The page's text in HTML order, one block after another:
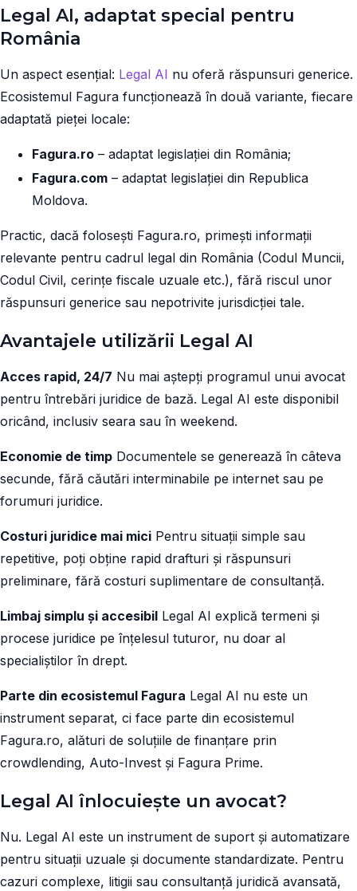
Legal AI, adaptat special pentru
România
Un aspect esențial: Legal AI nu oferă răspunsuri generice.
Ecosistemul Fagura funcționează în două variante, fiecare
adaptată pieței locale:
Fagura.ro – adaptat legislației din România;
Fagura.com – adaptat legislației din Republica
Moldova.
Practic, dacă folosești Fagura.ro, primești informații
relevante pentru cadrul legal din România (Codul Muncii,
Codul Civil, cerințe fiscale uzuale etc.), fără riscul unor
răspunsuri generice sau nepotrivite jurisdicției tale.
Avantajele utilizării Legal AI
Acces rapid, 24/7 Nu mai aștepți programul unui avocat
pentru întrebări juridice de bază. Legal AI este disponibil
oricând, inclusiv seara sau în weekend.
Economie de timp Documentele se generează în câteva
secunde, fără căutări interminabile pe internet sau pe
forumuri juridice.
Costuri juridice mai mici Pentru situații simple sau
repetitive, poți obține rapid drafturi și răspunsuri
preliminare, fără costuri suplimentare de consultanță.
Limbaj simplu și accesibil Legal AI explică termeni și
procese juridice pe înțelesul tuturor, nu doar al
specialiștilor în drept.
Parte din ecosistemul Fagura Legal AI nu este un
instrument separat, ci face parte din ecosistemul
Fagura.ro, alături de soluțiile de finanțare prin
crowdlending, Auto-Invest și Fagura Prime.
Legal AI înlocuiește un avocat?
Nu. Legal AI este un instrument de suport și automatizare
pentru situații uzuale și documente standardizate. Pentru
cazuri complexe, litigii sau consultanță juridică avansată,